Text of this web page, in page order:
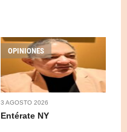
OPINIONES
3 AGOSTO 2026
Entérate NY